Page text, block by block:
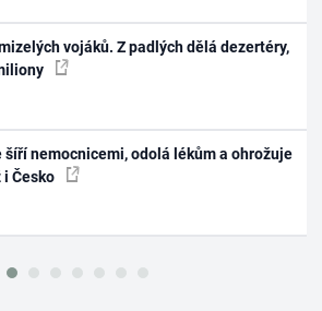
vojáků. Z padlých dělá dezertéry,
šíří nemocnicemi, odolá lékům a ohrožuje
Česko